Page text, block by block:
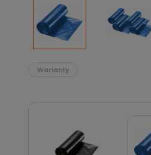
Warianty